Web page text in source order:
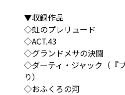
▼収録作品
◇虹のプレリュード
◇ACT.43
◇グランドメサの決闘
◇ダーティ・ジャック（『
り）
◇おふくろの河